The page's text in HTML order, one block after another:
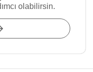
olabilirsin.